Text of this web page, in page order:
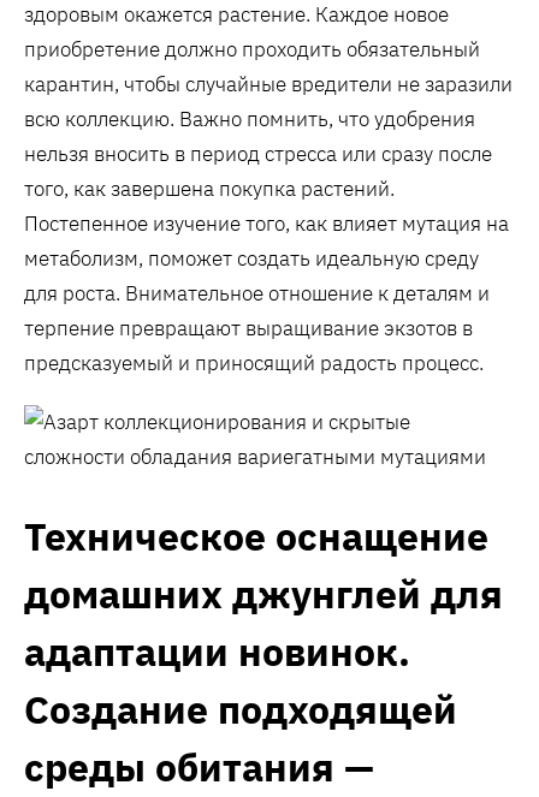
здоровым окажется растение. Каждое новое
приобретение должно проходить обязательный
карантин, чтобы случайные вредители не заразили
всю коллекцию. Важно помнить, что удобрения
нельзя вносить в период стресса или сразу после
того, как завершена покупка растений.
Постепенное изучение того, как влияет мутация на
метаболизм, поможет создать идеальную среду
для роста. Внимательное отношение к деталям и
терпение превращают выращивание экзотов в
предсказуемый и приносящий радость процесс.
Техническое оснащение
домашних джунглей для
адаптации новинок.
Создание подходящей
среды обитания —